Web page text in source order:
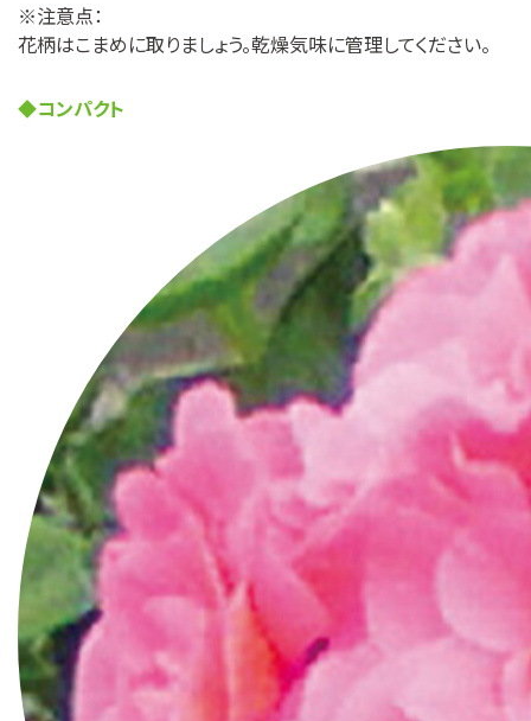
※注意点：
花柄はこまめに取りましょう。乾燥気味に管理してください。
◆コンパクト